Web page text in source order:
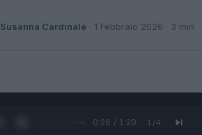
Susanna Cardinale · 1 Febbraio 2026 · 3 min
0:27 / 1:20 1 /4